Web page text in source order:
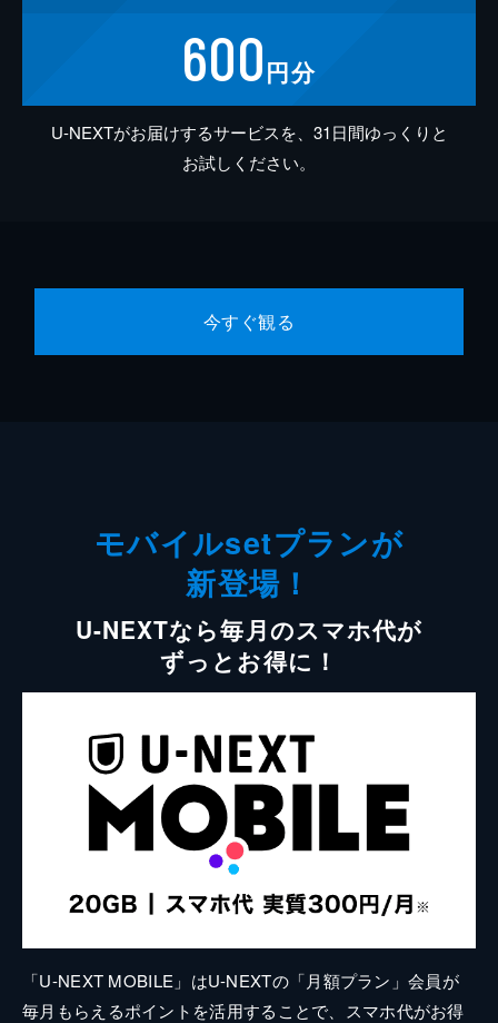
600円分
U-NEXTがお届けするサービスを、31日間ゆっくりと
お試しください。
今すぐ観る
モバイルsetプランが
新登場！
U-NEXTなら毎月のスマホ代が
ずっとお得に！
「U-NEXT MOBILE」はU-NEXTの「月額プラン」会員が
毎月もらえるポイントを活用することで、スマホ代がお得